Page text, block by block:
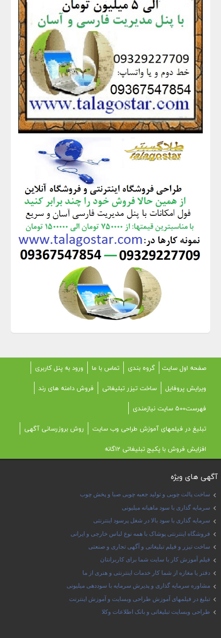
صفحه اول سایت گروه بندی تماس با ما
ورود به پنل کاربری
ویرایش پروفایل
ساخت تیزر تبلیغاتی
فروش دامنه های رند
فهرست500 سایت نیازمندی
تبلیغ در فیلمهای آموزش طراحی وب سایت
روش بروزرسانی آگهی
افزایش فروش با پکیج تبلیغاتی 12گانه
آگهی های ویژه
ساخت پالت چوبی و تولید جعبه چوبی صبا و پخش چوب
سرمایه گذاری با سود ماهیانه میلیونی
سرمایه گذاری با سود بالا در شغل پرسود اینترنتی
فروشگاه اینترنتی پوشاک با همه نوع لباس خارجی و ایرانی
ساخت تیزر و فیلم تبلیغاتی و آگهی تجاری و صنعتی
فیلم آموزش کار با سایت شما برای کاربرانتان
دفتر یا مغازه از شما کار خدمات اینترنتی و هنری از ما
مشاوره سرمایه گذاری و پذیرش سرمایه با سوددهی میلیونی
تبلیغ در فیلمهای آموزش طراحی وبسایت و آموزش اینترنت
طراحی وبسایت تبلیغاتی و بانک اطلاعات وکلا